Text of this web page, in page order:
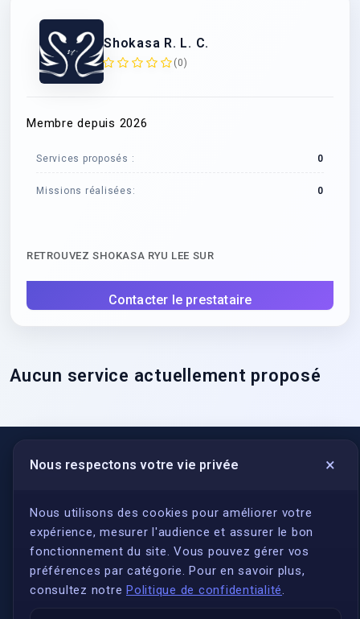
Shokasa R. L. C.
(0)
Membre depuis 2026
Services proposés : 0
Missions réalisées: 0
RETROUVEZ SHOKASA RYU LEE SUR
Contacter le prestataire
Aucun service actuellement proposé
Nous respectons votre vie privée ×
Nous utilisons des cookies pour améliorer votre
expérience, mesurer l'audience et assurer le bon
fonctionnement du site. Vous pouvez gérer vos
préférences par catégorie. Pour en savoir plus,
consultez notre Politique de confidentialité.
LIENS UTILES
S'inscrire
Qui sommes-nous ?
Conformité
Annuaires des traducteurs assermentés